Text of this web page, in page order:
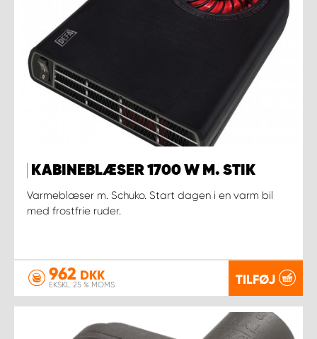
KABINEBLÆSER 1700 W M. STIK
Varmeblæser m. Schuko. Start dagen i en varm bil
med frostfrie ruder.
962 DKK
EKSKL. 25 % MOMS TILFØJ